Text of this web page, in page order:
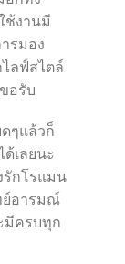
ช้งานมี
รมอง
ลฟ์สไตล์
อรับ
ๆแล้วก็
เลยนะ
รักโรแมน
ย์อารมณ์
มีครบทุก